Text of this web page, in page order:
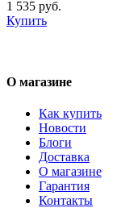
1 535 руб.
Купить
О магазине
Как купить
Новости
Блоги
Доставка
О магазине
Гарантия
Контакты